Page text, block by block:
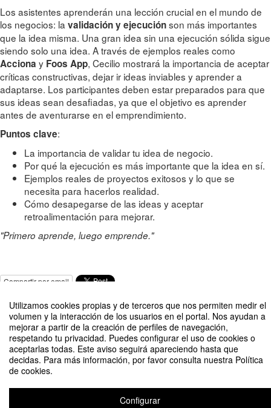
Utilizamos cookies propias y de terceros que nos permiten medir el
volumen y la interacción de los usuarios en el portal. Nos ayudan a
mejorar a partir de la creación de perfiles de navegación,
respetando tu privacidad. Puedes configurar el uso de cookies o
aceptarlas todas. Este aviso seguirá apareciendo hasta que
decidas. Para más información, por favor consulta nuestra Política
de cookies.
Configurar
Los asistentes aprenderán una lección crucial en el mundo de
los negocios: la validación y ejecuciónson más importantes
que la idea misma. Una gran idea sin una ejecución sólida sigue
siendo solo una idea. A través de ejemplos reales como
Acciona y Foos App, Cecilio mostrará la importancia de aceptar
críticas constructivas, dejar ir ideas inviables y aprender a
adaptarse. Los participantes deben estar preparados para que
sus ideas sean desafiadas, ya que el objetivo es aprender
antes de aventurarse en el emprendimiento.
Puntos clave:
La importancia de validar tu idea de negocio.
Por qué la ejecución es más importante que la idea en sí.
Ejemplos reales de proyectos exitosos y lo que se
necesita para hacerlos realidad.
Cómo desapegarse de las ideas y aceptar
retroalimentación para mejorar.
"Primero aprende, luego emprende."
Compartir por email
SE2024-25: Pachang Up Inversa: De la idea a la ejecución (Córdoba)